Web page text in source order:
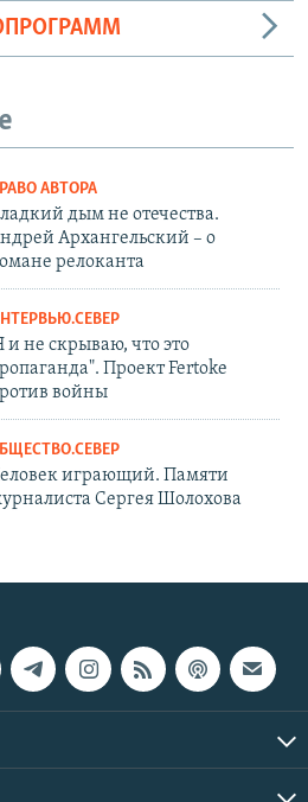
АВТОРА
дым не отечества.
Архангельский – о
релоканта
и не скрываю, что это
Проект Fertoke
войны
играющий. Памяти
Сергея Шолохова